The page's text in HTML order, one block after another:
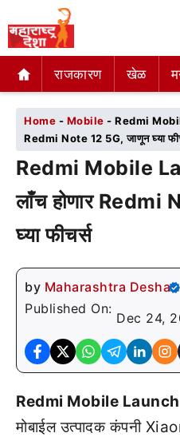
राजकारण खेळ
राजकारण खेळ
Home - Mobile - Redmi
Redmi Note 12 5G, जाणून घ्या
Redmi Mobile
लाँच होणार Redmi
घ्या फीचर्स
by Maharashtra Desha
Published On:
Dec 24,
Redmi Mobile Launch |
मोबाईल उत्पादक कंपनी